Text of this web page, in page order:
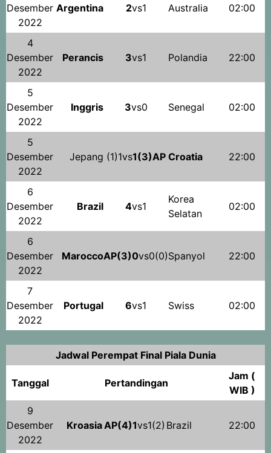
Desember
2022
Argentina 2vs1 Australia 02:00
4
Desember
2022
Perancis 3vs1 Polandia 22:00
5
Desember
2022
Inggris 3vs0 Senegal 02:00
5
Desember
2022
Jepang (1)1vs1(3)AP Croatia 22:00
6
Desember
2022
Brazil 4vs1
Korea
Selatan
02:00
6
Desember
2022
MaroccoAP(3)0vs0(0)Spanyol 22:00
7
Desember
2022
Portugal 6vs1 Swiss 02:00
Jadwal Perempat Final Piala Dunia
Tanggal Pertandingan
Jam (
WIB )
9
Desember
2022
Kroasia AP(4)1vs1(2) Brazil 22:00